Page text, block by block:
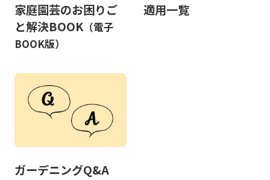
家庭園芸のお困りご
と解決BOOK（電子
BOOK版）
適用一覧
ガーデニングQ&A